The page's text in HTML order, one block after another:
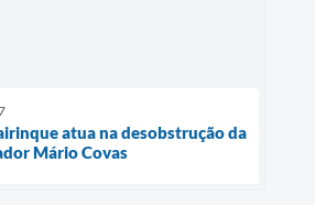
atua na desobstrução da
Mário Covas